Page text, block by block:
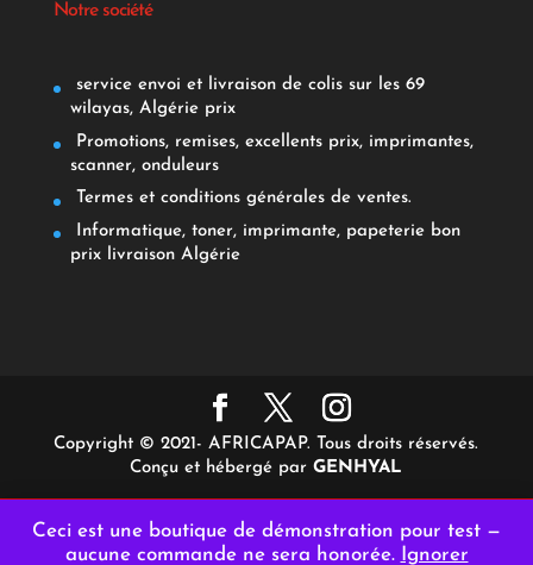
Ceci est une boutique de démonstration pour test —
aucune commande ne sera honorée. Ignorer
Notre société
service envoi et livraison de colis sur les 69
wilayas, Algérie prix
Promotions, remises, excellents prix, imprimantes,
scanner, onduleurs
Termes et conditions générales de ventes.
Informatique, toner, imprimante, papeterie bon
prix livraison Algérie
Copyright © 2021- AFRICAPAP. Tous droits réservés.
Conçu et hébergé parGENHYAL